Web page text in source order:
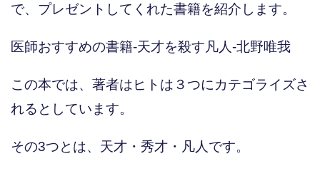
で、プレゼントしてくれた書籍を紹介します。
医師おすすめの書籍-天才を殺す凡人-北野唯我
この本では、著者はヒトは３つにカテゴライズさ
れるとしています。
その3つとは、天才・秀才・凡人です。